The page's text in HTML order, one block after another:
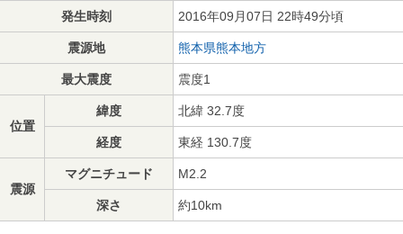
発生時刻 2016年09月07日 22時49分頃
震源地 熊本県熊本地方
最大震度 震度1
位置
緯度 北緯 32.7度
経度 東経 130.7度
震源
マグニチュード M2.2
深さ 約10km